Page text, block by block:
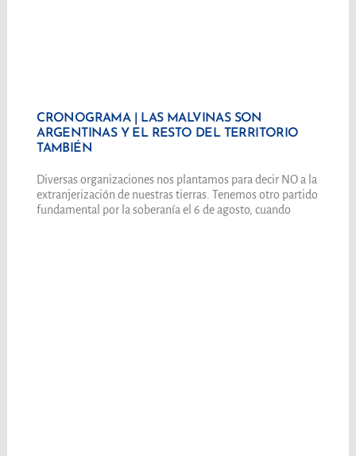
CRONOGRAMA | LAS MALVINAS SON
ARGENTINAS Y EL RESTO DEL TERRITORIO
TAMBIÉN
Diversas organizaciones nos plantamos para decir NO a la
extranjerización de nuestras tierras. Tenemos otro partido
fundamental por la soberanía el 6 de agosto, cuando